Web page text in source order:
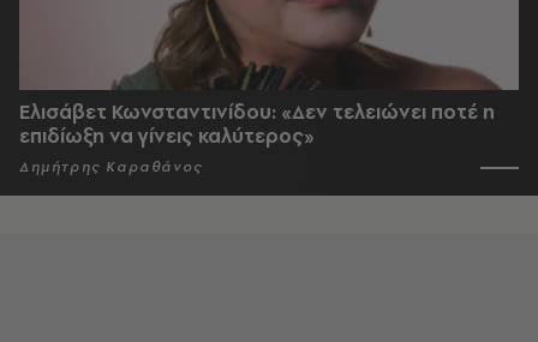
Ελισάβετ Κωνσταντινίδου: «Δεν τελειώνει ποτέ η
επιδίωξη να γίνεις καλύτερος»
Δημήτρης Καραθάνος